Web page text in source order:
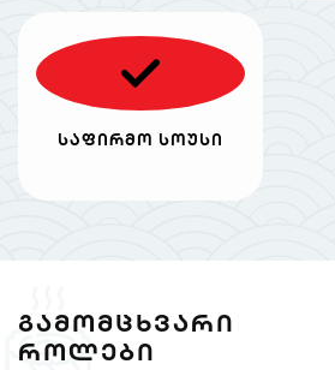
საფირმო სოუსი
ᲒᲐᲛᲝᲛᲪᲮᲕᲐᲠᲘ
ᲠᲝᲚᲔᲑᲘ